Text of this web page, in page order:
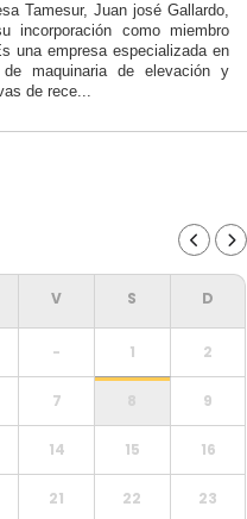
Tamesur, Juan josé Gallardo,
incorporación como miembro
una empresa especializada en
maquinaria de elevación y
de rece...
- 1 2
7 8 9
14 15 16
21 22 23